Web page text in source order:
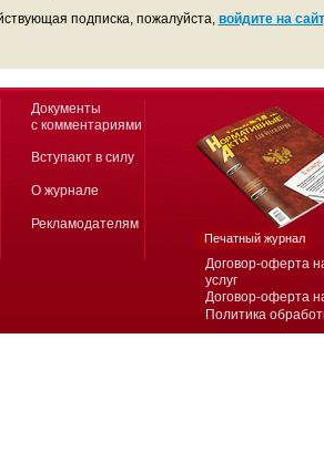
подписка, пожалуйста, войдите на
Договор-оферта
услуг
Договор-оферта
Политика
Документы
с комментариями
Вступают в силу
О журнале
Рекламодателям
Печатный журнал